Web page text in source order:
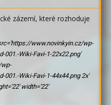
zázemí, které rozhoduje
www.novinkyin.cz/wp-
Wiki-Favi-1-22x22.png'
Wiki-Favi-1-44x44.png 2x'
width='22'